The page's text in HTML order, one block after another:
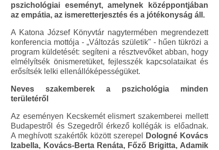
pszichológiai eseményt, amelynek középpontjában
az empátia, az ismeretterjesztés és a jótékonyság áll.
A Katona József Könyvtár nagytermében megrendezett
konferencia mottója - „Változás születik" - hűen tükrözi a
program küldetését: segíteni a résztvevőket abban, hogy
elmélyítsék önismeretüket, fejlesszék kapcsolataikat és
erősítsék lelki ellenállóképességüket.
Neves szakemberek a pszichológia minden
területéről
Az eseményen Kecskemét elismert szakemberei mellett
Budapestről és Szegedről érkező kollégák is előadnak.
A meghívott szakértők között szerepel
Dologné Kovács
Izabella, Kovács-Berta Renáta, Főző Brigitta, Adamik